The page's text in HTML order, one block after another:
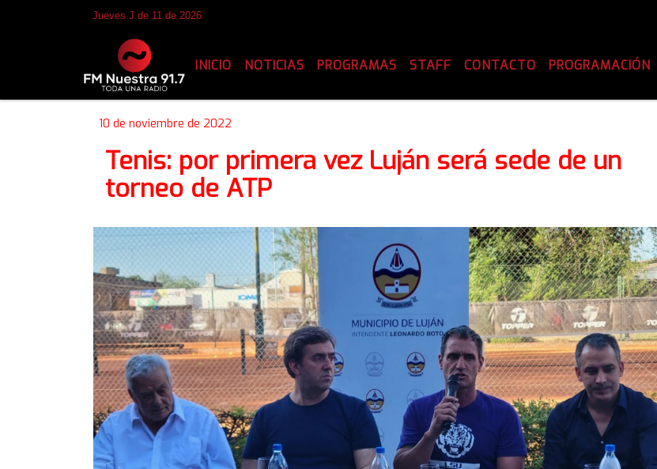
Jueves J de 11 de 2026
INICIO NOTICIAS PROGRAMAS STAFF CONTACTO PROGRAMACIÓN
10 de noviembre de 2022
Tenis: por primera vez Luján será sede de un
torneo de ATP